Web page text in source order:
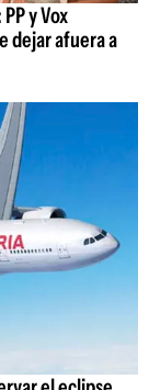
y Vox
dejar afuera a